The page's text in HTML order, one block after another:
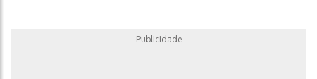
Publicidade